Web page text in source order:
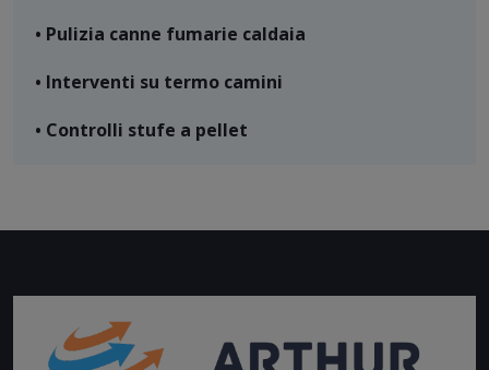
• Pulizia canne fumarie caldaia
• Interventi su termo camini
• Controlli stufe a pellet